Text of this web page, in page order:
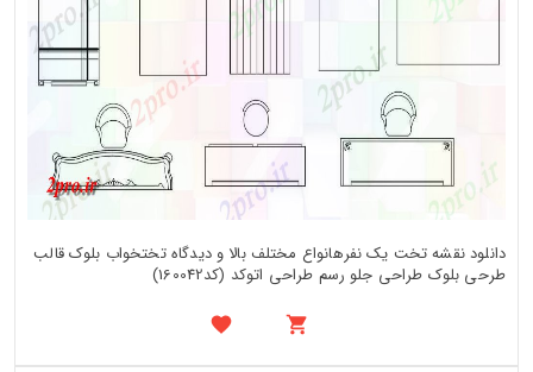
دانلود نقشه تخت یک نفرهانواع مختلف بالا و دیدگاه تختخواب بلوک قالب
طرحی بلوک طراحی جلو رسم طراحی اتوکد (کد160042)